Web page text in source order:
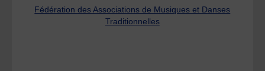
Fédération des Associations de Musiques et Danses
Traditionnelles